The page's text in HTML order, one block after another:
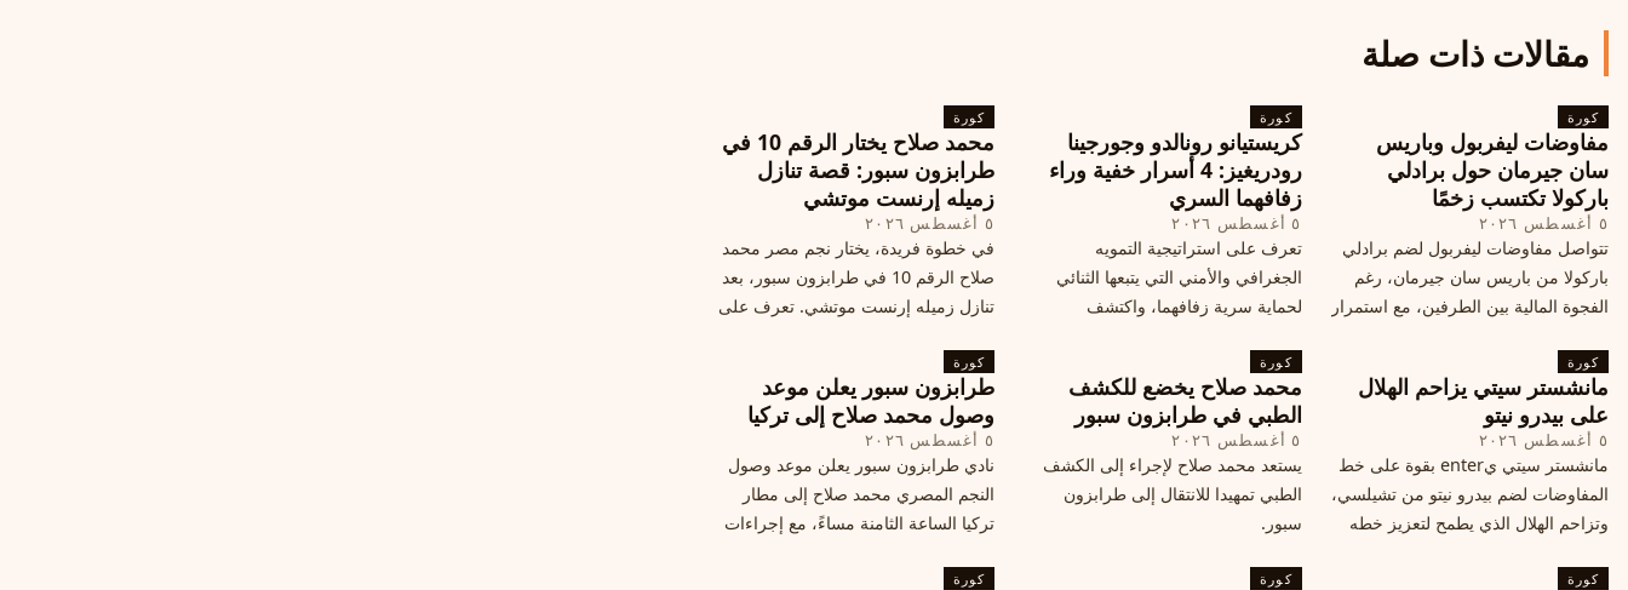
مقالات ذات صلة
كورة
مفاوضات ليفربول وباريس
سان جيرمان حول برادلي
باركولا تكتسب زخمًا
٥ أغسطس ٢٠٢٦
تتواصل مفاوضات ليفربول لضم برادلي
باركولا من باريس سان جيرمان، رغم
الفجوة المالية بين الطرفين، مع استمرار
إغلاق سوق الانتقالات
كورة
كريستيانو رونالدو وجورجينا
رودريغيز: 4 أسرار خفية وراء
زفافهما السري
٥ أغسطس ٢٠٢٦
تعرف على استراتيجية التمويه
الجغرافي والأمني التي يتبعها الثنائي
لحماية سرية زفافهما، واكتشف
في البرتغال، واعرف ما هي الخطوات
القادمة في هذا الحدث العالمي
كورة
محمد صلاح يختار الرقم 10 في
طرابزون سبور: قصة تنازل
زميله إرنست موتشي
٥ أغسطس ٢٠٢٦
في خطوة فريدة، يختار نجم مصر محمد
صلاح الرقم 10 في طرابزون سبور، بعد
تنازل زميله إرنست موتشي. تعرف على
كورة
مانشستر سيتي يزاحم الهلال
على بيدرو نيتو
٥ أغسطس ٢٠٢٦
مانشستر سيتي يenter بقوة على خط
المفاوضات لضم بيدرو نيتو من تشيلسي،
وتزاحم الهلال الذي يطمح لتعزيز خطه
كورة
محمد صلاح يخضع للكشف
الطبي في طرابزون سبور
٥ أغسطس ٢٠٢٦
يستعد محمد صلاح لإجراء إلى الكشف
الطبي تمهيدا للانتقال إلى طرابزون
سبور.
كورة
طرابزون سبور يعلن موعد
وصول محمد صلاح إلى تركيا
٥ أغسطس ٢٠٢٦
نادي طرابزون سبور يعلن موعد وصول
النجم المصري محمد صلاح إلى مطار
تركيا الساعة الثامنة مساءً، مع إجراءات
جديد ومكافآت مالية.
كورة كورة كورة